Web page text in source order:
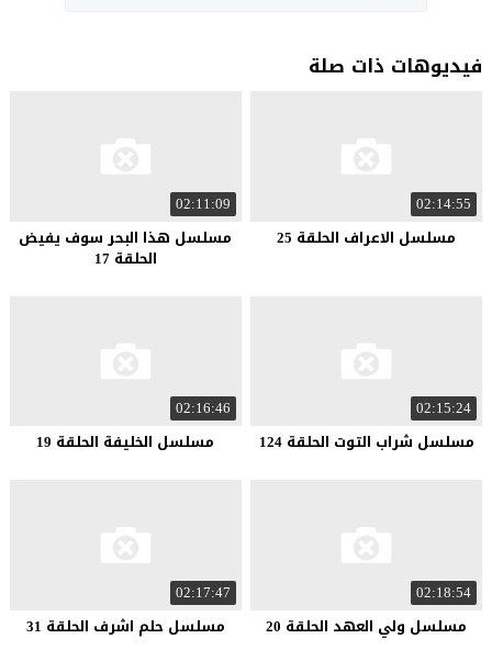
فيديوهات ذات صلة
02:14:55
مسلسل الاعراف الحلقة 25
02:11:09
مسلسل هذا البحر سوف يفيض
الحلقة 17
02:15:24
مسلسل شراب التوت الحلقة 124
02:16:46
مسلسل الخليفة الحلقة 19
02:18:54
مسلسل ولي العهد الحلقة 20
02:17:47
مسلسل حلم اشرف الحلقة 31